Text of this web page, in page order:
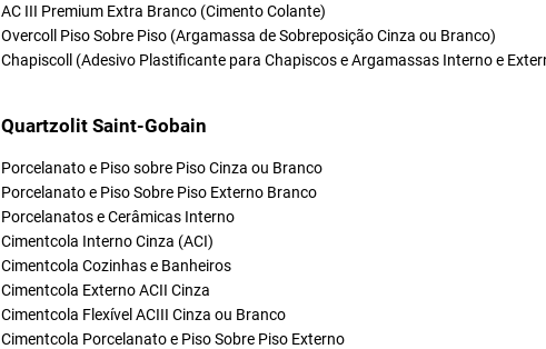
AC III Premium Extra Branco (Cimento Colante)
Overcoll Piso Sobre Piso (Argamassa de Sobreposição Cinza ou Branco)
Chapiscoll (Adesivo Plastificante para Chapiscos e Argamassas Interno e
Quartzolit Saint-Gobain
Porcelanato e Piso sobre Piso Cinza ou Branco
Porcelanato e Piso Sobre Piso Externo Branco
Porcelanatos e Cerâmicas Interno
Cimentcola Interno Cinza (ACI)
Cimentcola Cozinhas e Banheiros
Cimentcola Externo ACII Cinza
Cimentcola Flexível ACIII Cinza ou Branco
Cimentcola Porcelanato e Piso Sobre Piso Externo